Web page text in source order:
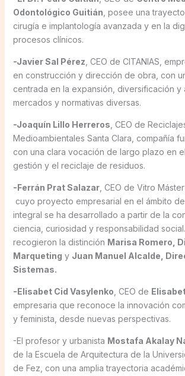
Odontológico Guitián , posee una
cirugía e implantología avanzada y en la
procesos clínicos.
-Javier Sal Pérez , CEO de CITANIAS,
en construcción y dirección de obra, con
centrada en la expansión, diversificación y
mercados y normativas diversas.
-Joaquín Lillo Herreros , CEO de
Medioambientales Santa Clara, compañía
con una clara vocación de largo plazo en
gestión y el reciclaje de residuos.
-Ferrán Prat Salazar, CEO de Vitro
cuyo proyecto empresarial en el ámbito
integral se ha desarrollado a partir de la
ciencia, curiosidad y responsabilidad
recogieron la distinción Marisa Romero,
Marqueting y Juan Manuel Alcalde,
Sistemas.
-Elisabet Cid Vasylenko , CEO de
empresaria que reconoce la innovación
y feminista, desde nuevas perspectivas.
-El profesor y urbanista Mostafa Akalay
de la Escuela de Arquitectura de la
de Fez, con una amplia trayectoria